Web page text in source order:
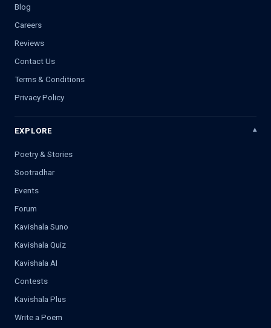
Blog
Careers
Reviews
Contact Us
Terms & Conditions
Privacy Policy
EXPLORE
Poetry & Stories
Sootradhar
Events
Forum
Kavishala Suno
Kavishala Quiz
Kavishala AI
Contests
Kavishala Plus
Write a Poem